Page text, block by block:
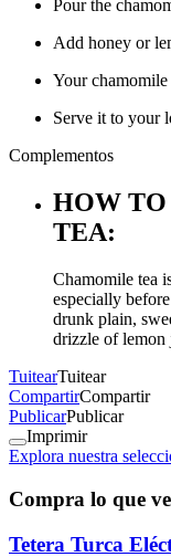
Pour the
Add honey or
Your chamomile
Serve it to your
Complementos
HOW
TEA:
Chamomile tea
especially
drunk plain,
drizzle of lemon
TuitearTuitear
CompartirCompartir
PublicarPublicar
Imprimir
Explora nuestra
Compra lo que
Tetera Turca